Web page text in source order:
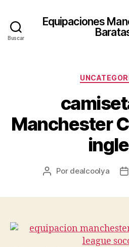
Buscar
Equipaciones
Manchester
Autor
Por dealcoolya